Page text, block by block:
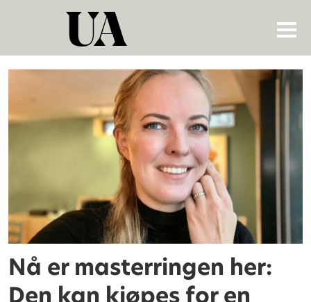
Tag:
ragne
stauri
Nå er masterringen her:
Den kan kjøpes for en